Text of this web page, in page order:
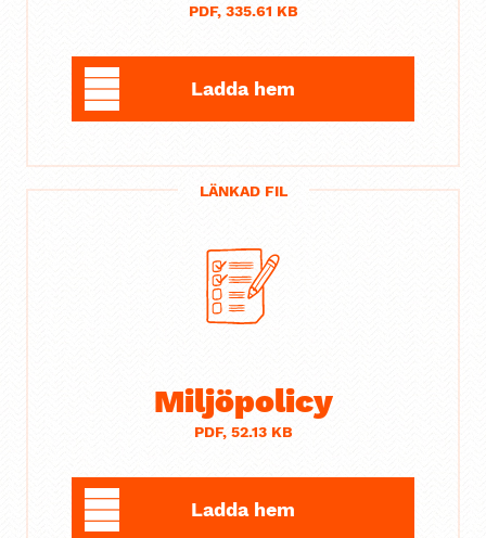
PDF, 335.61 KB
Ladda hem
LÄNKAD FIL
Miljöpolicy
PDF, 52.13 KB
Ladda hem